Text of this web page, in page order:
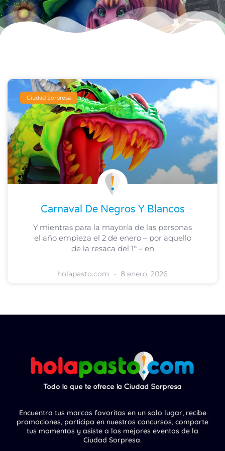
Ciudad Sorpresa
Carnaval De Negros Y Blancos
Y mientras para la mayoría de las personas
el año empieza el 2 de enero – por aquello
de la resaca del 1° – en
holapasto.com 8 enero, 2026
Encuentra tus marcas favoritas en un solo lugar, recibe
promociones, participa en nuestros concursos, comparte
tus momentos y asiste a los mejores eventos de la
Ciudad Sorpresa.